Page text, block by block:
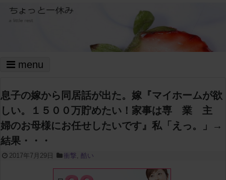
menu
息子の嫁から同居話が出た。嫁『マイホームが欲
しい。１５００万貯めたい！家事は専 業 主
婦のお母様にお任せしたいです』私「えっ。」→
結果・・・
2017年7月29日 衝撃, 酷い